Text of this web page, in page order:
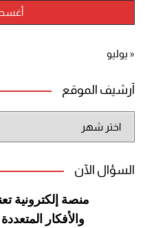
« يوليو
أرشيف الموقع
الموقع
السؤال الآن
منصة إلكترونية
والأفكار